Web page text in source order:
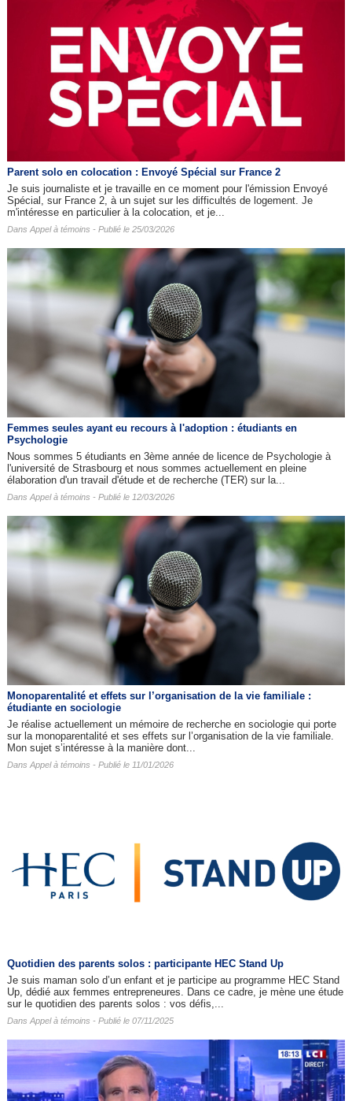
Parent solo en colocation : Envoyé Spécial sur France 2
Je suis journaliste et je travaille en ce moment pour l'émission Envoyé
Spécial, sur France 2, à un sujet sur les difficultés de logement. Je
m'intéresse en particulier à la colocation, et je...
Dans Appel à témoins - Publié le 25/03/2026
Femmes seules ayant eu recours à l'adoption : étudiants en
Psychologie
Nous sommes 5 étudiants en 3ème année de licence de Psychologie à
l'université de Strasbourg et nous sommes actuellement en pleine
élaboration d'un travail d'étude et de recherche (TER) sur la...
Dans Appel à témoins - Publié le 12/03/2026
Monoparentalité et effets sur l’organisation de la vie familiale :
étudiante en sociologie
Je réalise actuellement un mémoire de recherche en sociologie qui porte
sur la monoparentalité et ses effets sur l’organisation de la vie familiale.
Mon sujet s’intéresse à la manière dont...
Dans Appel à témoins - Publié le 11/01/2026
Quotidien des parents solos : participante HEC Stand Up
Je suis maman solo d’un enfant et je participe au programme HEC Stand
Up, dédié aux femmes entrepreneures. Dans ce cadre, je mène une étude
sur le quotidien des parents solos : vos défis,...
Dans Appel à témoins - Publié le 07/11/2025